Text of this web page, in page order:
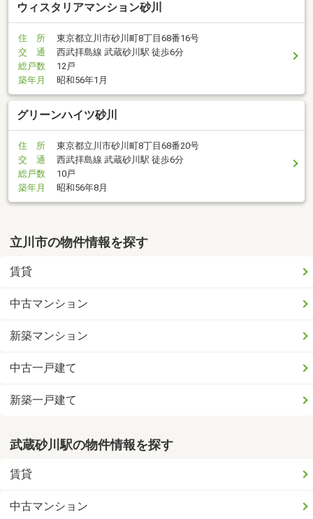
ウィスタリアマンション砂川
住 所
東京都立川市砂川町8丁目68番16号
交 通
西武拝島線 武蔵砂川駅 徒歩6分
総戸数
12戸
築年月
昭和56年1月
グリーンハイツ砂川
住 所
東京都立川市砂川町8丁目68番20号
交 通
西武拝島線 武蔵砂川駅 徒歩6分
総戸数
10戸
築年月
昭和56年8月
立川市の物件情報を探す
賃貸
中古マンション
新築マンション
中古一戸建て
新築一戸建て
武蔵砂川駅の物件情報を探す
賃貸
中古マンション